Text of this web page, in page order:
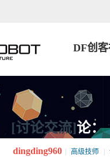
DF创
[讨论交流]论：
dingding960 高级技师